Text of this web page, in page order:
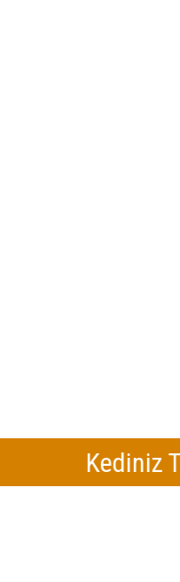
Kediniz Tüy